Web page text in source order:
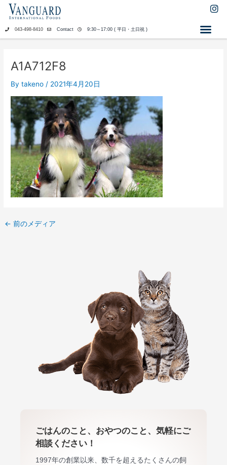
ス
I
043-498-8410 Contact 9:30～17:00 ( 平日・土日祝 )
A1A712F8
Bytakeno / 2021年4月20日
← 前のメディア
ごはんのこと、おやつのこと、気軽にご
相談ください！
1997年の創業以来、数千を超えるたくさんの飼